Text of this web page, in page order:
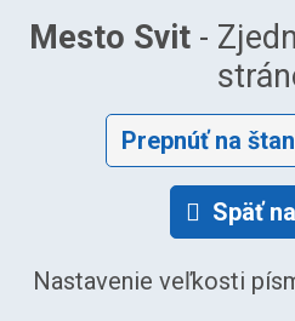
Mesto Svit-
Prepnúť na
Späť
Nastavenie veľkosti